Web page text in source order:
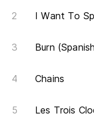
I Want To
Burn
Chains
Les Trois